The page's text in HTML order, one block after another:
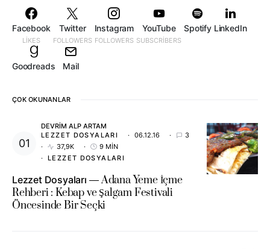
Facebook
LIKES
Twitter
FOLLOWERS
Instagram
FOLLOWERS
YouTube
SUBSCRIBERS
Spotify LinkedIn
Goodreads Mail
ÇOK OKUNANLAR
DEVRIM ALP ARTAM
LEZZET DOSYALARI
06.12.16
3
37,9K
9 MIN
LEZZET DOSYALARI
Lezzet Dosyaları
Adana Yeme İçme
Rehberi : Kebap ve Şalgam Festivali
Öncesinde Bir Seçki